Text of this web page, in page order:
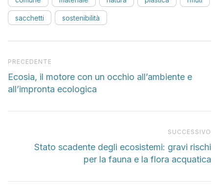
sacchetti sostenibilità
Articolo precedente
PRECEDENTE
Ecosia, il motore con un occhio all’ambiente e
all’impronta ecologica
SUCCESSIVO
Stato scadente degli ecosistemi: gravi rischi
per la fauna e la flora acquatica